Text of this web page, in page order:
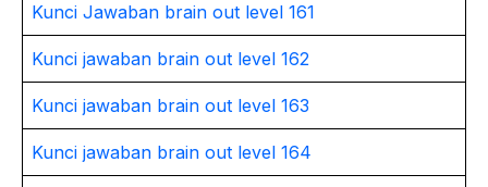
Kunci Jawaban brain out level 161
Kunci jawaban brain out level 162
Kunci jawaban brain out level 163
Kunci jawaban brain out level 164